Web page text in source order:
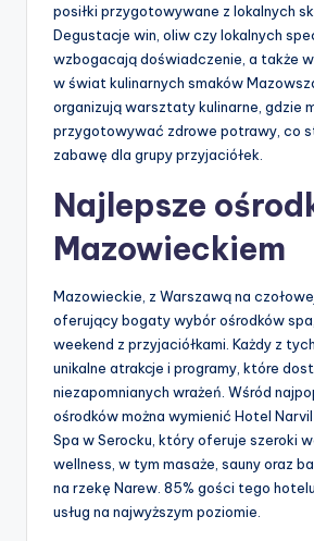
posiłki przygotowywane z lokalnych
Degustacje win, oliw czy lokalnych
wzbogacają doświadczenie, a także
w świat kulinarnych smaków
organizują warsztaty kulinarne, gdzie
przygotowywać zdrowe potrawy, co
zabawę dla grupy przyjaciółek.
Najlepsze
Mazowieckiem
Mazowieckie, z Warszawą na
oferujący bogaty wybór ośrodków
weekend z przyjaciółkami. Każdy z
unikalne atrakcje i programy, które
niezapomnianych wrażeń. Wśród
ośrodków można wymienić Hotel
Spa w Serocku, który oferuje szeroki
wellness, w tym masaże, sauny oraz
na rzekę Narew. 85% gości tego
usług na najwyższym poziomie.